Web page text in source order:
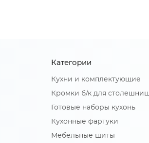
Категории
Кухни и комплектующие
Кромки б/к для столешниц
Готовые наборы кухонь
Кухонные фартуки
Мебельные щиты